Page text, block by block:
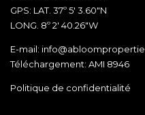
GPS: LAT. 37º 5' 3.60"N
LONG. 8º 2' 40.26"W
E-mail:
Téléchargement: AMI 8946
Politique de confidentialité